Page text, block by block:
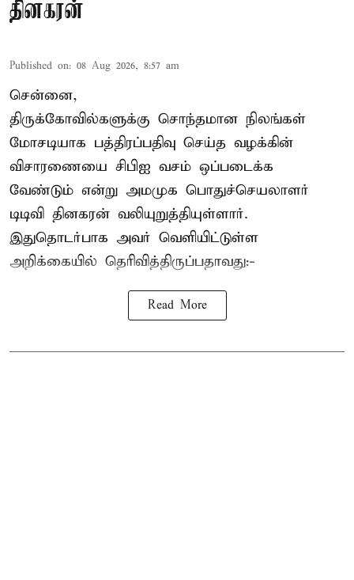
தினகரன்
Published on: 08 Aug 2026, 8:57 am
சென்னை,
திருக்கோவில்களுக்கு சொந்தமான நிலங்கள்
மோசடியாக பத்திரப்பதிவு செய்த வழக்கின்
விசாரணையை சிபிஐ வசம் ஒப்படைக்க
வேண்டும் என்று அமமுக பொதுச்செயலாளர்
டிடிவி தினகரன் வலியுறுத்தியுள்ளார்.
இதுதொடர்பாக அவர் வெளியிட்டுள்ள
அறிக்கையில் தெரிவித்திருப்பதாவது:-
Read More